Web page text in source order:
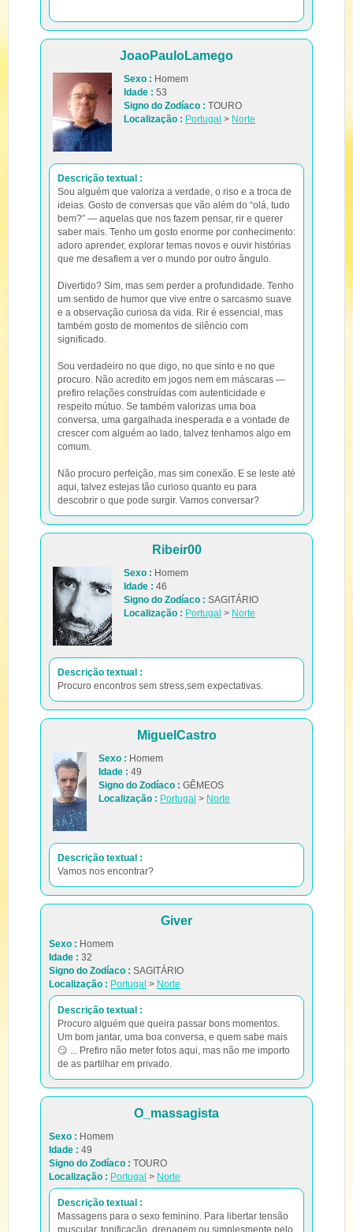
JoaoPauloLamego
Sexo : Homem
Idade : 53
Signo do Zodíaco : TOURO
Localização : Portugal > Norte
Descrição textual :
Sou alguém que valoriza a verdade, o riso e a troca de
ideias. Gosto de conversas que vão além do “olá, tudo
bem?” — aquelas que nos fazem pensar, rir e querer
saber mais. Tenho um gosto enorme por conhecimento:
adoro aprender, explorar temas novos e ouvir histórias
que me desafiem a ver o mundo por outro ângulo.
Divertido? Sim, mas sem perder a profundidade. Tenho
um sentido de humor que vive entre o sarcasmo suave
e a observação curiosa da vida. Rir é essencial, mas
também gosto de momentos de silêncio com
significado.
Sou verdadeiro no que digo, no que sinto e no que
procuro. Não acredito em jogos nem em máscaras —
prefiro relações construídas com autenticidade e
respeito mútuo. Se também valorizas uma boa
conversa, uma gargalhada inesperada e a vontade de
crescer com alguém ao lado, talvez tenhamos algo em
comum.
Não procuro perfeição, mas sim conexão. E se leste até
aqui, talvez estejas tão curioso quanto eu para
descobrir o que pode surgir. Vamos conversar?
Ribeir00
Sexo : Homem
Idade : 46
Signo do Zodíaco : SAGITÁRIO
Localização : Portugal > Norte
Descrição textual :
Procuro encontros sem stress,sem expectativas.
MiguelCastro
Sexo : Homem
Idade : 49
Signo do Zodíaco : GÊMEOS
Localização : Portugal > Norte
Descrição textual :
Vamos nos encontrar?
Giver
Sexo : Homem
Idade : 32
Signo do Zodíaco : SAGITÁRIO
Localização : Portugal > Norte
Descrição textual :
Procuro alguém que queira passar bons momentos.
Um bom jantar, uma boa conversa, e quem sabe mais
😏 ... Prefiro não meter fotos aqui, mas não me importo
de as partilhar em privado.
O_massagista
Sexo : Homem
Idade : 49
Signo do Zodíaco : TOURO
Localização : Portugal > Norte
Descrição textual :
Massagens para o sexo feminino. Para libertar tensão
muscular, tonificação, drenagem ou simplesmente pelo